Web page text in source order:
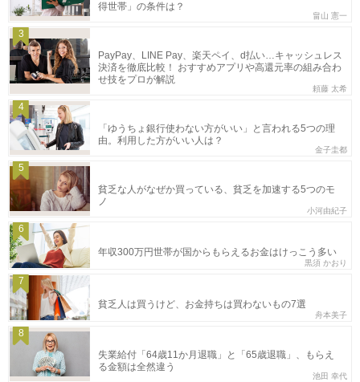
得世帯」の条件は？
畠山 憲一
3
PayPay、LINE Pay、楽天ペイ、d払い…キャッシュレス
決済を徹底比較！ おすすめアプリや高還元率の組み合わ
せ技をプロが解説
頼藤 太希
4
「ゆうちょ銀行使わない方がいい」と言われる5つの理
由。利用した方がいい人は？
金子圭都
5
貧乏な人がなぜか買っている、貧乏を加速する5つのモ
ノ
小河由紀子
6
年収300万円世帯が国からもらえるお金はけっこう多い
黒須 かおり
7
貧乏人は買うけど、お金持ちは買わないもの7選
舟本美子
8
失業給付「64歳11か月退職」と「65歳退職」、もらえ
る金額は全然違う
池田 幸代